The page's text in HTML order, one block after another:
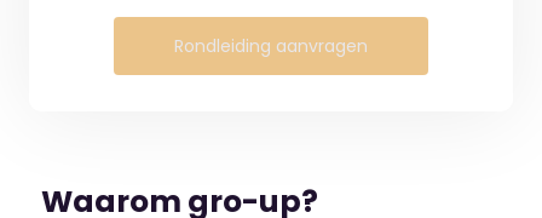
Rondleiding aanvragen
Waarom gro-up?